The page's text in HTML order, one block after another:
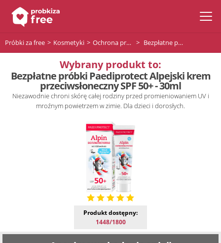
Próbki za free Kosmetyki Ochrona przeciwsłoneczna Bezpłatne próbki Paediprotect Alpejski krem przeciwsłoneczny SPF 50+ - 30ml
Wybrany produkt to:
Bezpłatne próbki Paediprotect Alpejski krem
przeciwsłoneczny SPF 50+ - 30ml
Niezawodnie chroni skórę całej rodziny przed promieniowaniem UV i
mroźnym powietrzem w zimie. Dla dzieci i dorosłych.
Produkt dostępny:
1448/1800